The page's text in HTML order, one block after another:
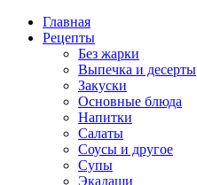
Главная
Рецепты
Без жарки
Выпечка и десерты
Закуски
Основные блюда
Напитки
Салаты
Соусы и другое
Супы
Экадаши